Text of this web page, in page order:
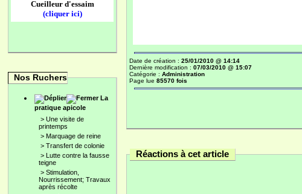
Cueilleur d'essaim
(cliquer ici)
Nos Ruchers
La
pratique apicole
> Une visite de
printemps
> Marquage de reine
> Transfert de colonie
> Lutte contre la fausse
teigne
> Stimulation,
Nourrissement; Travaux
après récolte
Date de création : 25/01/2010 @ 14:14
Dernière modification : 07/03/2010 @ 15:07
Catégorie : Administration
Page lue 85570 fois
Réactions à cet article